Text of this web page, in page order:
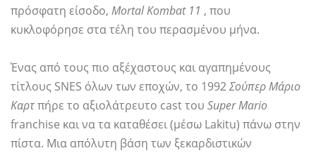
πρόσφατη είσοδο, Mortal Kombat 11 , που
κυκλοφόρησε στα τέλη του περασμένου μήνα.
Ένας από τους πιο αξέχαστους και αγαπημένους
τίτλους SNES όλων των εποχών, το 1992Σούπερ Μάριο
Καρτπήρε το αξιολάτρευτο cast του Super Mario
franchise και να τα καταθέσει (μέσω Lakitu) πάνω στην
πίστα. Μια απόλυτη βάση των ξεκαρδιστικών